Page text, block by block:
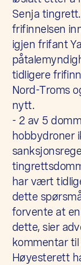
Senja
frifinnelsen
igjen frifant
tidligere
Nord-Troms
nytt.
- 2 av 5
hobbydroner
har vært
dette
forvente at
dette, sier
kommentar
Høyesterett